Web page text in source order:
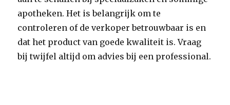
apotheken. Het is belangrijk om te
controleren of de verkoper betrouwbaar is en
dat het product van goede kwaliteit is. Vraag
bij twijfel altijd om advies bij een professional.